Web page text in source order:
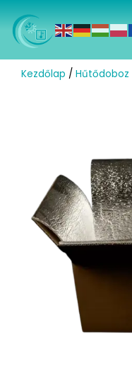
Skip
to
content
Kezdőlap / Hűtődoboz